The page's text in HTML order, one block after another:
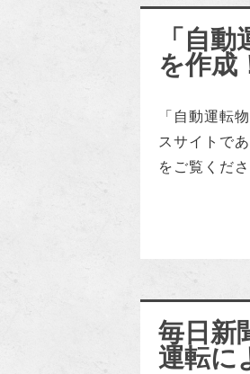
「自
を作成
「自動運転
スサイトで
をご覧くだ
毎日新
運転に